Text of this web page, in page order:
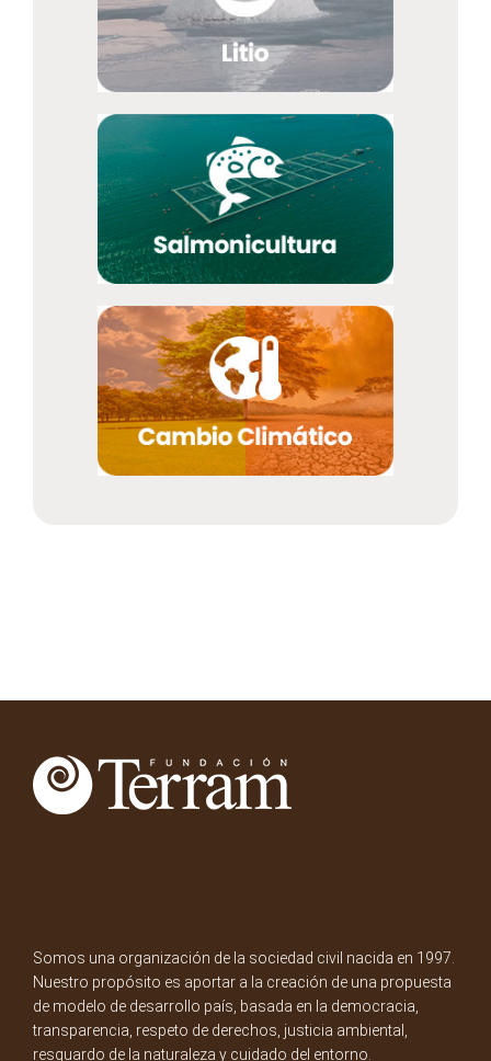
Somos una organización de la sociedad civil nacida en 1997.
Nuestro propósito es aportar a la creación de una propuesta
de modelo de desarrollo país, basada en la democracia,
transparencia, respeto de derechos, justicia ambiental,
resguardo de la naturaleza y cuidado del entorno.